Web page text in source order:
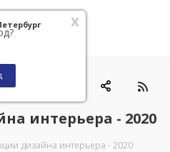
x
0
интерьера - 2020
дизайна интерьера - 2020